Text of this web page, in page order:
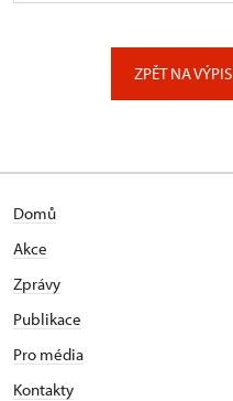
ZPĚT NA
Domů
Akce
Zprávy
Publikace
Pro média
Kontakty